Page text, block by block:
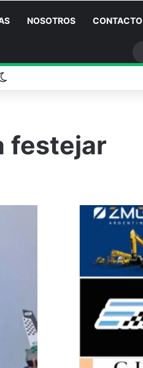
NOSOTROS CONTACTO
Switch skin
festejar